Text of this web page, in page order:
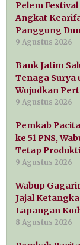
Pelem Festival
Angkat
Panggung
9 Agustus 2026
Bank Jatim
Tenaga Surya
Wujudkan
9 Agustus 2026
Pemkab
ke 51 PNS,
Tetap
9 Agustus 2026
Wabup
Jajal
Lapangan
8 Agustus 2026